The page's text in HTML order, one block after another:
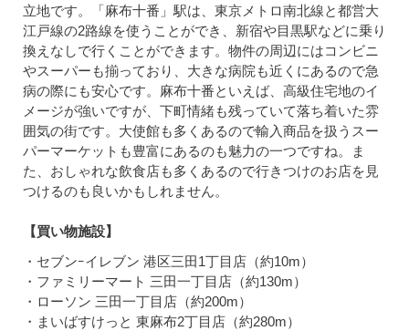
立地です。「麻布十番」駅は、東京メトロ南北線と都営大
江戸線の2路線を使うことができ、新宿や目黒駅などに乗り
換えなしで行くことができます。物件の周辺にはコンビニ
やスーパーも揃っており、大きな病院も近くにあるので急
病の際にも安心です。麻布十番といえば、高級住宅地のイ
メージが強いですが、下町情緒も残っていて落ち着いた雰
囲気の街です。大使館も多くあるので輸入商品を扱うスー
パーマーケットも豊富にあるのも魅力の一つですね。ま
た、おしゃれな飲食店も多くあるので行きつけのお店を見
つけるのも良いかもしれません。
【買い物施設】
・セブンｰイレブン 港区三田1丁目店（約10m）
・ファミリーマート 三田一丁目店（約130m）
・ローソン 三田一丁目店（約200m）
・まいばすけっと 東麻布2丁目店（約280m）